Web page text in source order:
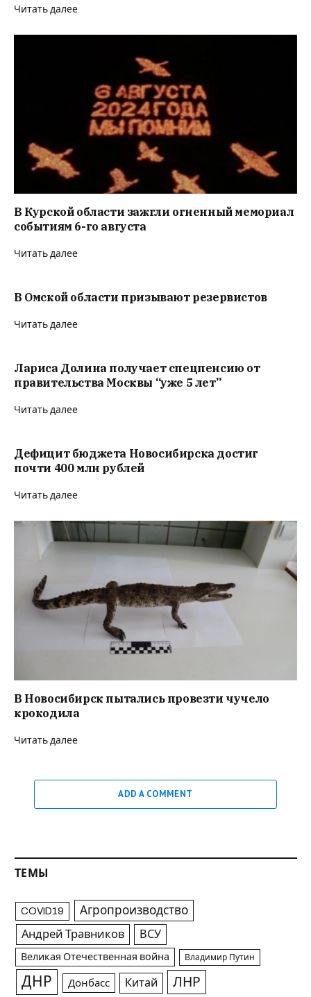
Читать далее
В Курской области зажгли огненный мемориал
событиям 6-го августа
Читать далее
В Омской области призывают резервистов
Читать далее
Лариса Долина получает спецпенсию от
правительства Москвы “уже 5 лет”
Читать далее
Дефицит бюджета Новосибирска достиг
почти 400 млн рублей
Читать далее
В Новосибирск пытались провезти чучело
крокодила
Читать далее
ADD A COMMENT
ТЕМЫ
COVID19 Агропроизводство
Андрей Травников ВСУ
Великая Отечественная война Владимир Путин
ДНР Донбасс Китай ЛНР